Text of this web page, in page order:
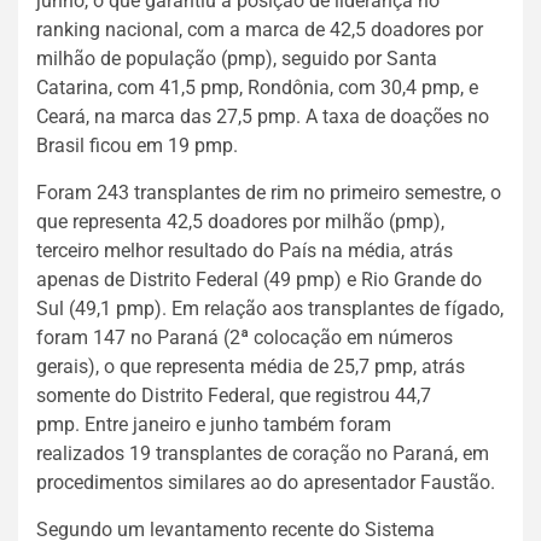
ranking nacional, com a marca de 42,5 doadores por
milhão de população (pmp), seguido por Santa
Catarina, com 41,5 pmp, Rondônia, com 30,4 pmp, e
Ceará, na marca das 27,5 pmp. A taxa de doações no
Brasil ficou em 19 pmp.
Foram 243 transplantes de rim no primeiro semestre, o
que representa 42,5 doadores por milhão (pmp),
terceiro melhor resultado do País na média, atrás
apenas de Distrito Federal (49 pmp) e Rio Grande do
Sul (49,1 pmp). Em relação aos transplantes de fígado,
foram 147 no Paraná (2ª colocação em números
gerais), o que representa média de 25,7 pmp, atrás
somente do Distrito Federal, que registrou 44,7
pmp. Entre janeiro e junho também foram
realizados 19 transplantes de coração no Paraná, em
procedimentos similares ao do apresentador Faustão.
Segundo um levantamento recente do Sistema